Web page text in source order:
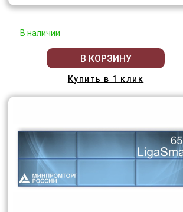
В наличии
В КОРЗИНУ
Купить в 1 клик